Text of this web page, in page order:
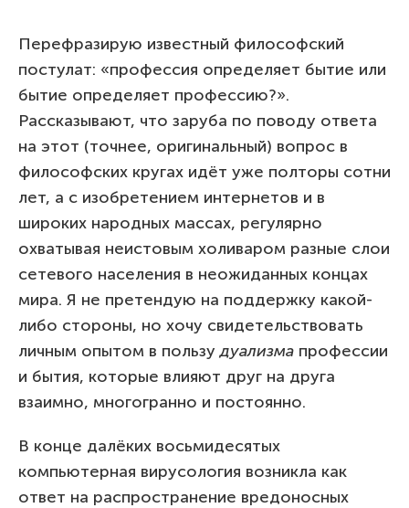
Перефразирую известный философский
постулат: «профессия определяет бытие или
бытие определяет профессию?».
Рассказывают, что заруба по поводу ответа
на этот (точнее, оригинальный) вопрос в
философских кругах идёт уже полторы сотни
лет, а с изобретением интернетов и в
широких народных массах, регулярно
охватывая неистовым холиваром разные слои
сетевого населения в неожиданных концах
мира. Я не претендую на поддержку какой-
либо стороны, но хочу свидетельствовать
личным опытом в пользудуализма профессии
и бытия, которые влияют друг на друга
взаимно, многогранно и постоянно.
В конце далёких восьмидесятых
компьютерная вирусология возникла как
ответ на распространение вредоносных